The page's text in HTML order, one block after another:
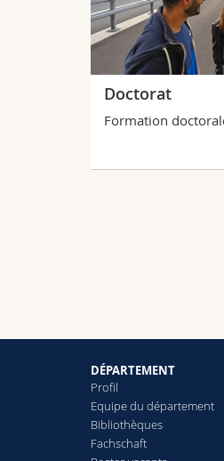
Doctorat
Formation
DÉPARTEMENT
Profil
Equipe du département
Bibliothèques
Fachschaft